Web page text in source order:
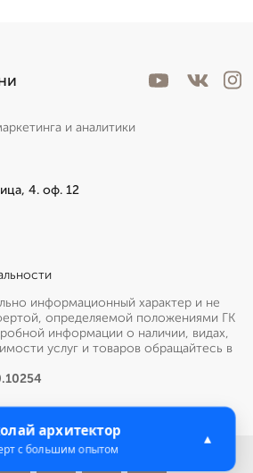
и аналитики
4. оф. 12
информационный характер и не
определяемой положениями ГК
информации о наличии, видах,
услуг и товаров обращайтесь в
архитектор
с большим опытом
▲